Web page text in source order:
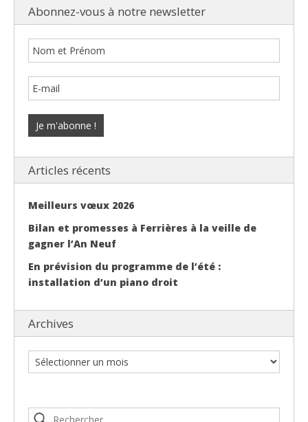
Abonnez-vous à notre newsletter
Articles récents
Meilleurs vœux 2026
Bilan et promesses à Ferrières à la veille de
gagner l’An Neuf
En prévision du programme de l’été :
installation d’un piano droit
Archives